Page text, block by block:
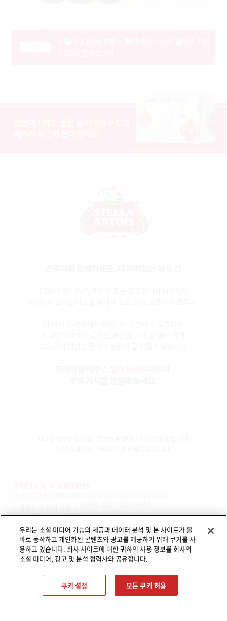
오비맥주 사업자 등록번호: 126-81-32671
전화번호: (02)2149-5000
제휴/협찬 문의:Partnership@ob.co.kr
경고: 지나친 음주는 뇌졸중, 기억력 손상이나 치매를 유발합니다.
임신 중 음주는 기형아 출생 위험을 높입니다. 만 19세 미만 컨텐츠 공유 금지.
우리는 소셜 미디어 기능의 제공과 데이터 분석 및 본 사이트가 올
바로 동작하고 개인화된 콘텐츠와 광고를 제공하기 위해 쿠키를 사
용하고 있습니다. 회사 사이트에 대한 귀하의 사용 정보를 회사의
소셜 미디어, 광고 및 분석 협력사와 공유합니다.
쿠키 설정 모든 쿠키 허용